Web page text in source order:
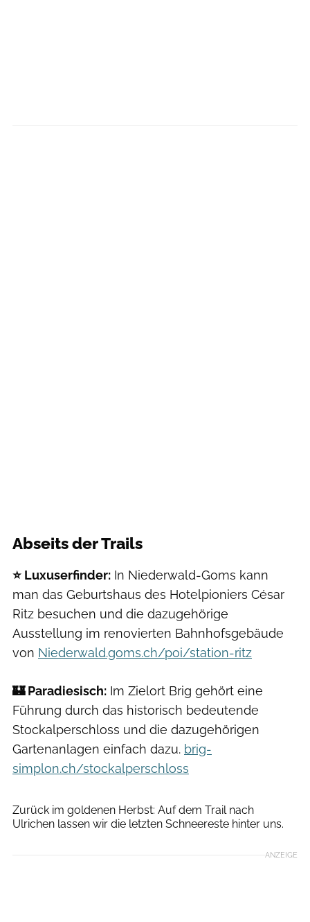
Abseits der Trails
⭐️️ Luxuserfinder: In Niederwald-Goms kann
man das Geburtshaus des Hotelpioniers César
Ritz besuchen und die dazugehörige
Ausstellung im renovierten Bahnhofsgebäude
von Niederwald.goms.ch/poi/station-ritz
🏰 Paradiesisch: Im Zielort Brig gehört eine
Führung durch das historisch bedeutende
Stockalperschloss und die dazugehörigen
Gartenanlagen einfach dazu. brig-
simplon.ch/stockalperschloss
Zurück im goldenen Herbst: Auf dem Trail nach
Ulrichen lassen wir die letzten Schneereste hinter uns.
ANZEIGE